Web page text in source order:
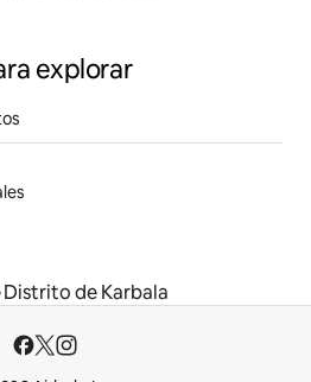
explorar
Distrito de Karbala